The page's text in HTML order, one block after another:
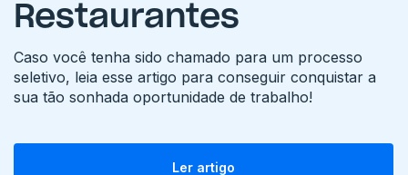
Restaurantes
Caso você tenha sido chamado para um processo
seletivo, leia esse artigo para conseguir conquistar a
sua tão sonhada oportunidade de trabalho!
Ler artigo